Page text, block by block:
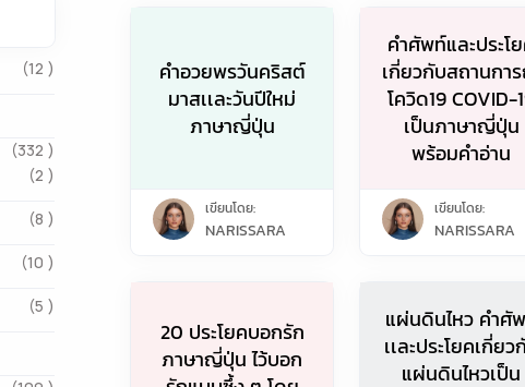
คำอวยพรวันคริสต์
มาสเเละวันปีใหม่
ภาษาญี่ปุ่น
เขียนโดย:
NARISSARA
คำศัพท์และประโ
เกี่ยวกับสถานกา
โควิด19 COVID-
เป็นภาษาญี่ปุ่น
พร้อมคำอ่าน
เขียนโดย:
NARISSARA
20 ประโยคบอกรัก
ภาษาญี่ปุ่น ไว้บอก
แผ่นดินไหว คำศั
เเละประโยคเกี่ยว
แผ่นดินไหวเป็น
(12 )
(332 )
(2 )
(8 )
(10 )
(5 )